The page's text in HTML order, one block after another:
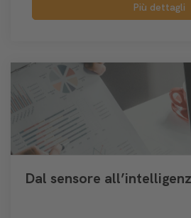
Più dettagli
Dal sensore